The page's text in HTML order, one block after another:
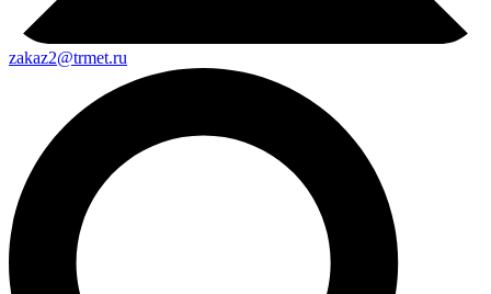
zakaz2@trmet.ru